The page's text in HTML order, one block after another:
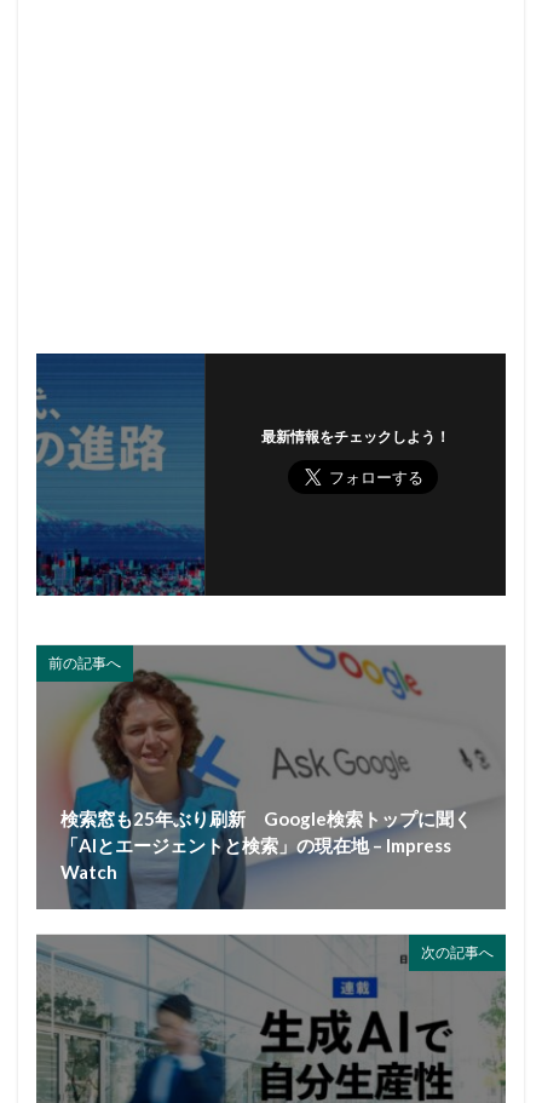
最新情報をチェックしよう！
前の記事へ
検索窓も25年ぶり刷新 Google検索トップに聞く
「AIとエージェントと検索」の現在地 – Impress
Watch
次の記事へ